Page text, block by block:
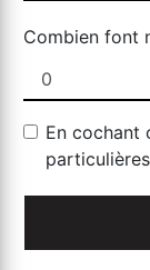
Combien font
En cochant